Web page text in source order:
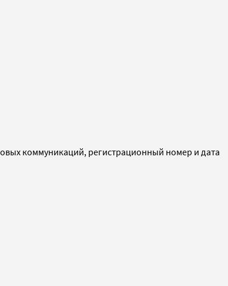
коммуникаций, регистрационный номер и дата